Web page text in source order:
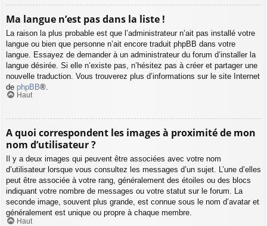
Ma langue n’est pas dans la liste !
La raison la plus probable est que l’administrateur n’ait pas installé votre
langue ou bien que personne n’ait encore traduit phpBB dans votre
langue. Essayez de demander à un administrateur du forum d’installer la
langue désirée. Si elle n’existe pas, n’hésitez pas à créer et partager une
nouvelle traduction. Vous trouverez plus d’informations sur le site Internet
de phpBB®.
Haut
A quoi correspondent les images à proximité de mon
nom d’utilisateur ?
Il y a deux images qui peuvent être associées avec votre nom
d’utilisateur lorsque vous consultez les messages d’un sujet. L’une d’elles
peut être associée à votre rang, généralement des étoiles ou des blocs
indiquant votre nombre de messages ou votre statut sur le forum. La
seconde image, souvent plus grande, est connue sous le nom d’avatar et
généralement est unique ou propre à chaque membre.
Haut